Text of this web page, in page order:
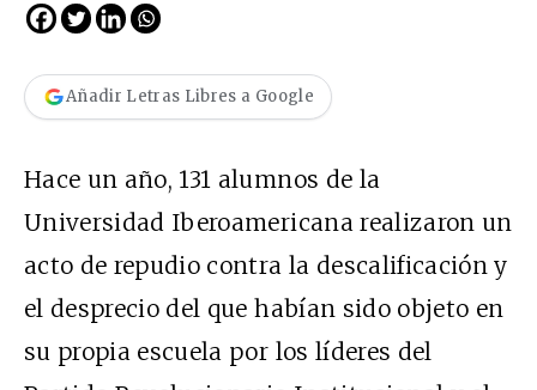
Añadir Letras Libres a Google
Hace un año, 131 alumnos de la
Universidad Iberoamericana realizaron un
acto de repudio contra la descalificación y
el desprecio del que habían sido objeto en
su propia escuela por los líderes del